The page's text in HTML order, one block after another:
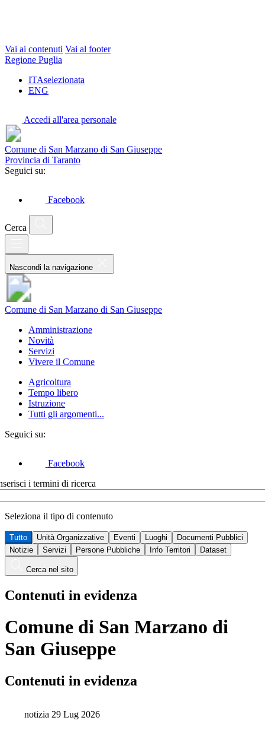
Vai ai contenuti Vai al footer
Regione Puglia
ITAselezionata
ENG
Accedi all'area personale
Comune di San Marzano di San Giuseppe
Provincia di Taranto
Seguici su:
Facebook
Cerca
Nascondi la navigazione
Comune di San Marzano di San Giuseppe
Amministrazione
Novità
Servizi
Vivere il Comune
Agricoltura
Tempo libero
Istruzione
Tutti gli argomenti...
Seguici su:
Facebook
i termini di ricerca
Seleziona il tipo di contenuto
Tutto Unità Organizzative Eventi Luoghi
Documenti Pubblici
Notizie
Servizi Persone Pubbliche Info Territori Dataset
Cerca nel sito
Contenuti in evidenza
Comune di San Marzano di
San Giuseppe
Contenuti in evidenza
notizia 29 Lug 2026